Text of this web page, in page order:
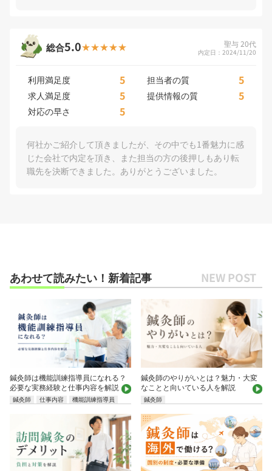
総合5.0 聖与 20代
内定日：2024/11/20
利用満足度 5 担当者の質 5
求人満足度 5 提供情報の質 5
対応の早さ 5
何社かご紹介して頂きましたが、その中でも1番魅力に感
じた会社で内定を頂き、また担当の方の後押しもあり転
職先を決断できました。ありがとうございました。
あわせて読みたい！新着記事
鍼灸師は機能訓練指導員になれる？
必要な実務経験と仕事内容を解説
鍼灸師 仕事内容 機能訓練指導員
鍼灸師のやりがいとは？魅力・大変
なことと向いている人を解説
鍼灸師